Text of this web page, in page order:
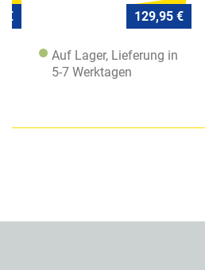
129,95 €
Auf Lager, Lieferung in
5-7 Werktagen